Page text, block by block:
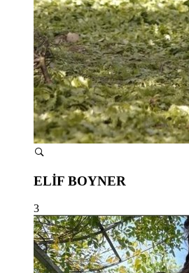
ELİF BOYNER
3